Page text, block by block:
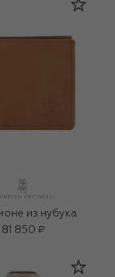
из нубука
81 850 ₽